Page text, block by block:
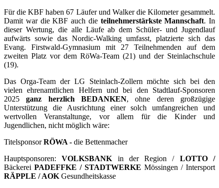
Für die KBF haben 67 Läufer und Walker die Kilometer gesammelt.
Damit war die KBF auch die teilnehmerstärkste Mannschaft. In
dieser Wertung, die alle Läufe ab dem Schüler- und Jugendlauf
aufwärts sowie das Nordic-Walking umfasst, platzierte sich das
Evang. Firstwald-Gymnasium mit 27 Teilnehmenden auf dem
zweiten Platz vor dem RöWa-Team (21) und der Steinlachschule
(19).
Das Orga-Team der LG Steinlach-Zollern möchte sich bei den
vielen ehrenamtlichen Helfern und bei den Stadtlauf-Sponsoren
2025ganz herzlich BEDANKEN, ohne deren großzügige
Unterstützung die Ausrichtung einer solch umfangreichen und
wertvollen Veranstaltunge, vor allem für die Kinder und
Jugendlichen, nicht möglich wäre:
TitelsponsorRÖWA - die Bettenmacher
Hauptsponsoren:VOLKSBANK in der Region / LOTTO /
Bäckerei PADEFFKE / STADTWERKE Mössingen / Intersport
RÄPPLE / AOK Gesundheitskasse